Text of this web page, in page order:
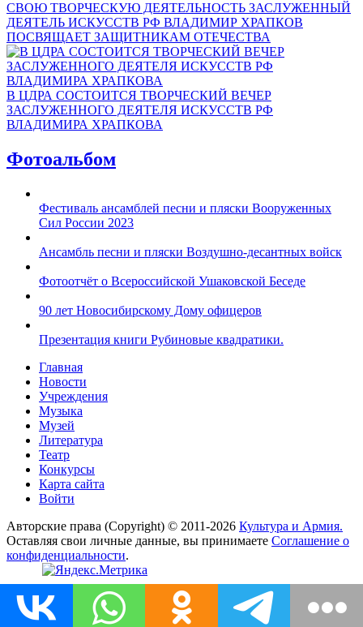
СВОЮ ТВОРЧЕСКУЮ ДЕЯТЕЛЬНОСТЬ ЗАСЛУЖЕННЫЙ
ДЕЯТЕЛЬ ИСКУССТВ РФ ВЛАДИМИР ХРАПКОВ
ПОСВЯЩАЕТ ЗАЩИТНИКАМ ОТЕЧЕСТВА
В ЦДРА СОСТОИТСЯ ТВОРЧЕСКИЙ ВЕЧЕР
ЗАСЛУЖЕННОГО ДЕЯТЕЛЯ ИСКУССТВ РФ
ВЛАДИМИРА ХРАПКОВА
Фотоальбом
Фестиваль ансамблей песни и пляски Вооруженных
Сил России 2023
Ансамбль песни и пляски Воздушно-десантных войск
Фотоотчёт о Всероссийской Ушаковской Беседе
90 лет Новосибирскому Дому офицеров
Презентация книги Рубиновые квадратики.
Главная
Новости
Учреждения
Музыка
Музей
Литература
Театр
Конкурсы
Карта сайта
Войти
Авторские права (Copyright) © 2011-2026 Культура и Армия.
Оставляя свои личные данные, вы принимаете Соглашение о
конфиденциальности.